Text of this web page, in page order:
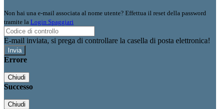
Non hai una e-mail associata al nome utente? Effettua il reset della password
tramite la Login Spaggiari
E-mail inviata, si prega di controllare la casella di posta elettronica!
Errore
Chiudi
Successo
Chiudi